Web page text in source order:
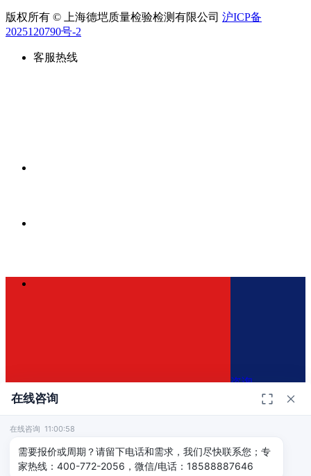
版权所有 © 上海德垲质量检验检测有限公司 沪ICP备
2025120790号-2
客服热线
400-772-2056
咨询
在线咨询
在线咨询 11:00:58
需要报价或周期？请留下电话和需求，我们尽快联系您；专
家热线：400-772-2056，微信/电话：18588887646